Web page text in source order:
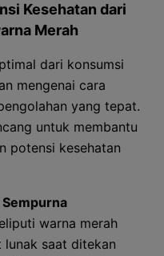
Kesehatan dari
Merah
dari konsumsi
mengenai cara
yang tepat.
untuk membantu
potensi kesehatan
Sempurna
warna merah
saat ditekan